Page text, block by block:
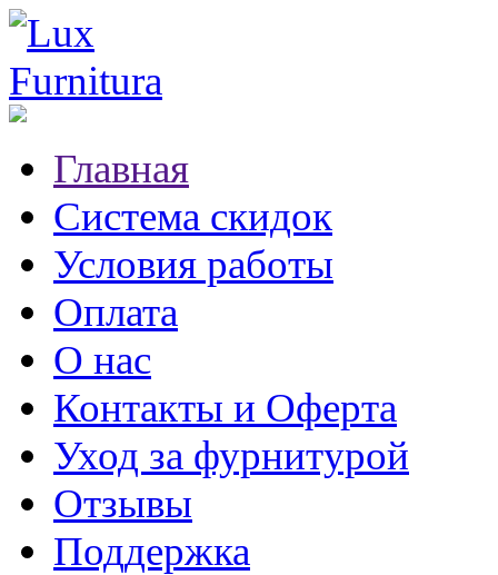
Главная
Система скидок
Условия работы
Оплата
О нас
Контакты и Оферта
Уход за фурнитурой
Отзывы
Поддержка